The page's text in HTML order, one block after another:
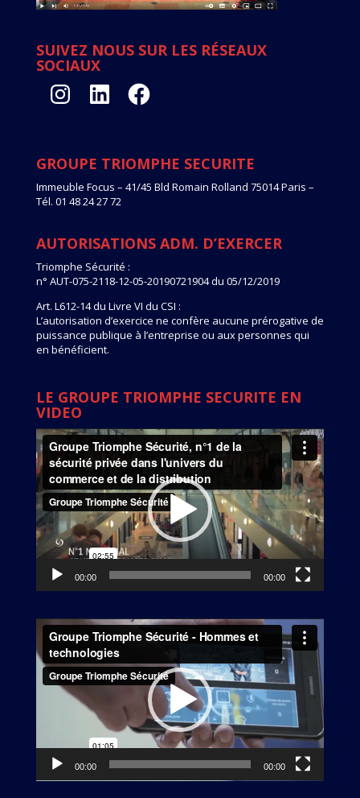
SUIVEZ NOUS SUR LES RÉSEAUX
SOCIAUX
InstagramLinkedIn Facebook
GROUPE TRIOMPHE SECURITE
Immeuble Focus – 41/45 Bld Romain Rolland 75014 Paris –
Tél. 01 48 24 27 72
AUTORISATIONS ADM. D’EXERCER
Triomphe Sécurité :
n° AUT-075-2118-12-05-20190721904 du 05/12/2019
Art. L612-14 du Livre VI du CSI :
L’autorisation d’exercice ne confère aucune prérogative de
puissance publique à l’entreprise ou aux personnes qui
en bénéficient.
LE GROUPE TRIOMPHE SECURITE EN
VIDEO
Lecteur
vidéo
00:00 00:00
Lecteur
vidéo
00:00 00:00